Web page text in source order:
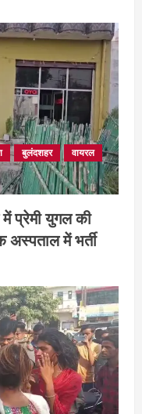
बुलंदशहर
वायरल
प्रेमी युगल की
अस्पताल में भर्ती